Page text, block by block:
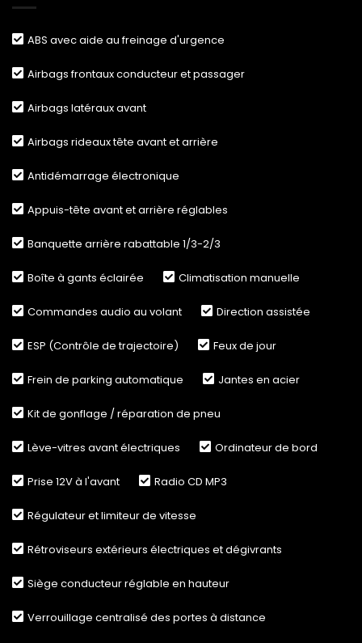
ABS avec aide au freinage d'urgence
Airbags frontaux conducteur et passager
Airbags latéraux avant
Airbags rideaux tête avant et arrière
Antidémarrage électronique
Appuis-tête avant et arrière réglables
Banquette arrière rabattable 1/3-2/3
Boîte à gants éclairée Climatisation manuelle
Commandes audio au volant Direction assistée
ESP (Contrôle de trajectoire) Feux de jour
Frein de parking automatique Jantes en acier
Kit de gonflage / réparation de pneu
Lève-vitres avant électriques Ordinateur de bord
Prise 12V à l'avant Radio CD MP3
Régulateur et limiteur de vitesse
Rétroviseurs extérieurs électriques et dégivrants
Siège conducteur réglable en hauteur
Verrouillage centralisé des portes à distance